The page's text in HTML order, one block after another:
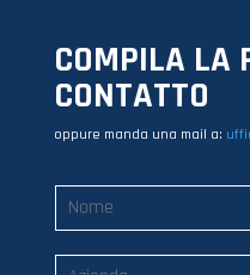
COMPILA LA
CONTATTO
oppure manda una mail a: